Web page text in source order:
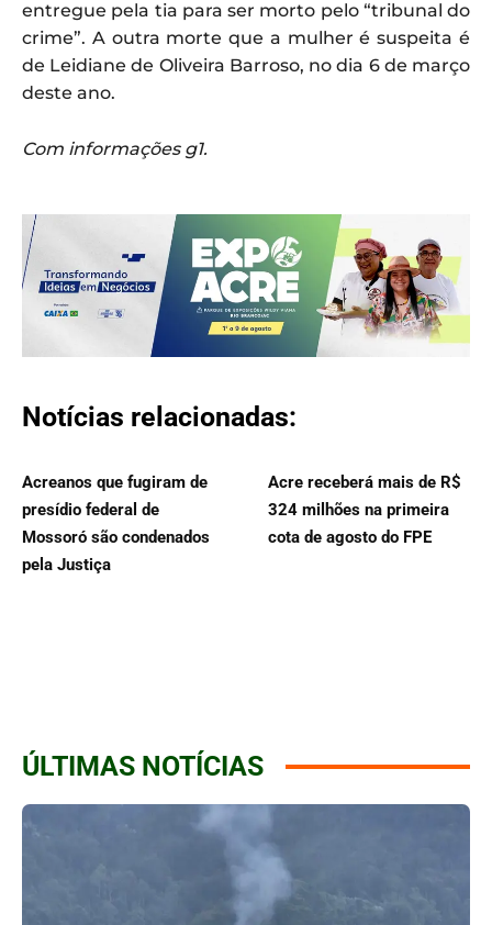
entregue pela tia para ser morto pelo “tribunal do
crime”. A outra morte que a mulher é suspeita é
de Leidiane de Oliveira Barroso, no dia 6 de março
deste ano.
Com informações g1.
Notícias relacionadas:
Acreanos que fugiram de
presídio federal de
Mossoró são condenados
pela Justiça
Acre receberá mais de R$
324 milhões na primeira
cota de agosto do FPE
ÚLTIMAS NOTÍCIAS